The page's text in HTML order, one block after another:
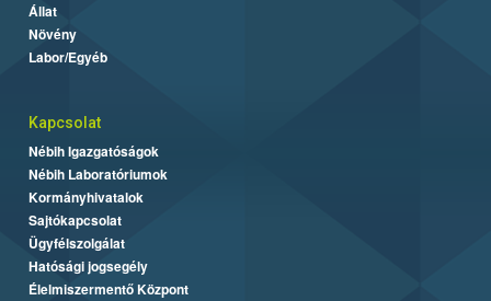
Állat
Növény
Labor/Egyéb
Kapcsolat
Nébih Igazgatóságok
Nébih Laboratóriumok
Kormányhivatalok
Sajtókapcsolat
Ügyfélszolgálat
Hatósági jogsegély
Élelmiszermentő Központ